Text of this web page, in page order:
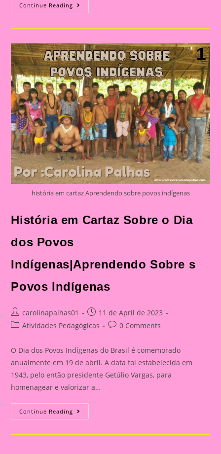
Continue Reading História
Em
Sobre
Dos
Povos
Indígenas|Aprendendo
Sobre
S
Povos
Indígenas
história em cartaz Aprendendo sobre povos indígenas
História em Cartaz Sobre o Dia
dos Povos
Indígenas|Aprendendo Sobre s
Povos Indígenas
Post
author:
carolinapalhas01
Post
published:
11 de April de 2023
PostAtividades Pedagógicas
Post0 Comments
O Dia dos Povos Indígenas do Brasil é comemorado
anualmente em 19 de abril. A data foi estabelecida em
1943, pelo então presidente Getúlio Vargas, para
homenagear e valorizar a…
Continue Reading História
Em